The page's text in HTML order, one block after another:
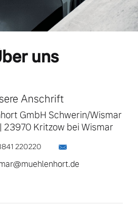
uns
Anschrift
GmbH Schwerin/Wismar
| 23970 Kritzow bei Wismar
220220